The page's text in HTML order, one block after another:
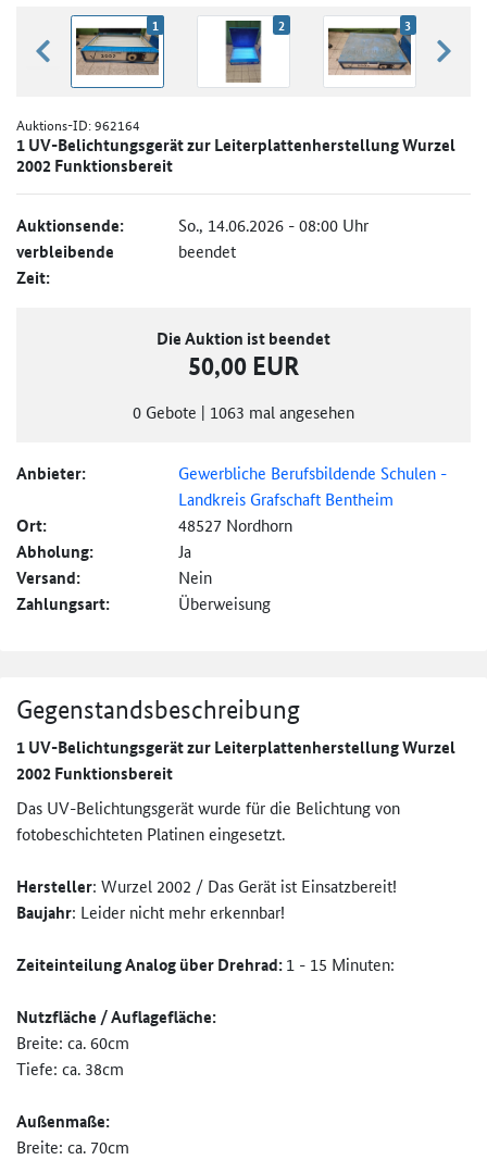
zurück blättern
1 2 3
Auktions-ID:962164
1 UV-Belichtungsgerät zur Leiterplattenherstellung Wurzel
2002 Funktionsbereit
Auktionsende: So., 14.06.2026 - 08:00 Uhr
verbleibende
Zeit:
beendet
Die Auktion ist beendet
50,00 EUR
0 Gebote | 1063 mal angesehen
Anbieter:
Gewerbliche Berufsbildende Schulen -
Landkreis Grafschaft Bentheim
Ort: 48527 Nordhorn
Abholung: Ja
Versand: Nein
Zahlungsart: Überweisung
Gegenstandsbeschreibung
1 UV-Belichtungsgerät zur Leiterplattenherstellung Wurzel
2002 Funktionsbereit
Das UV-Belichtungsgerät wurde für die Belichtung von
fotobeschichteten Platinen eingesetzt.
Hersteller: Wurzel 2002 / Das Gerät ist Einsatzbereit!
Baujahr: Leider nicht mehr erkennbar!
Zeiteinteilung Analog über Drehrad:1 - 15 Minuten:
Nutzfläche / Auflagefläche:
Breite: ca. 60cm
Tiefe: ca. 38cm
Außenmaße:
Breite: ca. 70cm